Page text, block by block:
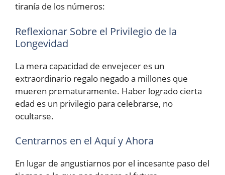
tiranía de los números:
Reflexionar Sobre el Privilegio de la
Longevidad
La mera capacidad de envejecer es un
extraordinario regalo negado a millones que
mueren prematuramente. Haber logrado cierta
edad es un privilegio para celebrarse, no
ocultarse.
Centrarnos en el Aquí y Ahora
En lugar de angustiarnos por el incesante paso del